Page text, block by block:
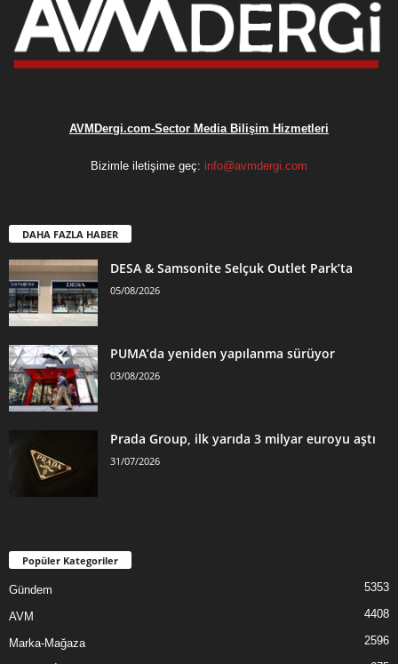
AVMDergi.com-Sector Media Bilişim Hizmetleri
Bizimle iletişime geç: info@avmdergi.com
DAHA FAZLA HABER
DESA & Samsonite Selçuk Outlet Park’ta
05/08/2026
PUMA’da yeniden yapılanma sürüyor
03/08/2026
Prada Group, ilk yarıda 3 milyar euroyu aştı
31/07/2026
Popüler Kategoriler
Gündem 5353
AVM 4408
Marka-Mağaza 2596